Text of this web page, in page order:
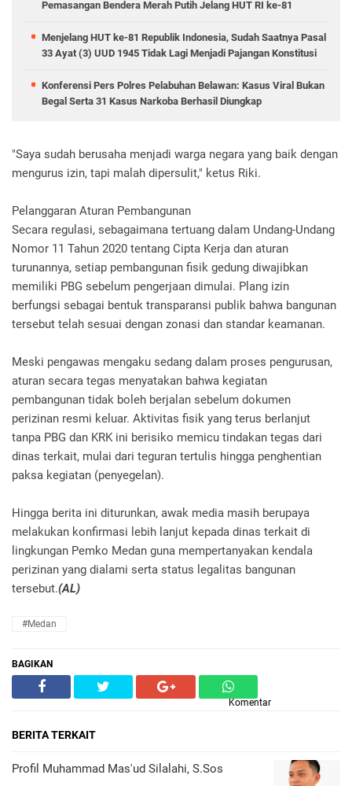
Pemasangan Bendera Merah Putih Jelang HUT RI ke-81
Menjelang HUT ke-81 Republik Indonesia, Sudah Saatnya Pasal
33 Ayat (3) UUD 1945 Tidak Lagi Menjadi Pajangan Konstitusi
Konferensi Pers Polres Pelabuhan Belawan: Kasus Viral Bukan
Begal Serta 31 Kasus Narkoba Berhasil Diungkap
"Saya sudah berusaha menjadi warga negara yang baik dengan
mengurus izin, tapi malah dipersulit," ketus Riki.
Pelanggaran Aturan Pembangunan
Secara regulasi, sebagaimana tertuang dalam Undang-Undang
Nomor 11 Tahun 2020 tentang Cipta Kerja dan aturan
turunannya, setiap pembangunan fisik gedung diwajibkan
memiliki PBG sebelum pengerjaan dimulai. Plang izin
berfungsi sebagai bentuk transparansi publik bahwa bangunan
tersebut telah sesuai dengan zonasi dan standar keamanan.
Meski pengawas mengaku sedang dalam proses pengurusan,
aturan secara tegas menyatakan bahwa kegiatan
pembangunan tidak boleh berjalan sebelum dokumen
perizinan resmi keluar. Aktivitas fisik yang terus berlanjut
tanpa PBG dan KRK ini berisiko memicu tindakan tegas dari
dinas terkait, mulai dari teguran tertulis hingga penghentian
paksa kegiatan (penyegelan).
Hingga berita ini diturunkan, awak media masih berupaya
melakukan konfirmasi lebih lanjut kepada dinas terkait di
lingkungan Pemko Medan guna mempertanyakan kendala
perizinan yang dialami serta status legalitas bangunan
tersebut.(AL)
#Medan
BAGIKAN
Komentar
BERITA TERKAIT
Profil Muhammad Mas'ud Silalahi, S.Sos